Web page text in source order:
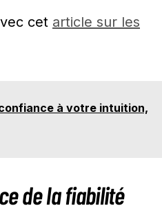
cet article sur les
à votre intuition,
de la fiabilité